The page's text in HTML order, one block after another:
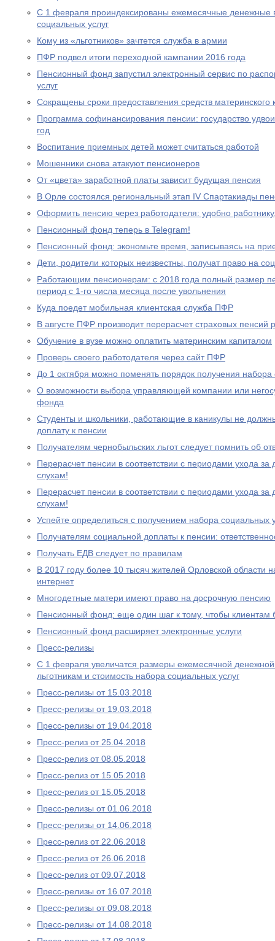
С 1 февраля проиндексированы ежемесячные денежные
социальных услуг
Кому из «льготников» зачтется служба в армии
ПФР подвел итоги переходной кампании 2016 года
Пенсионный фонд запустил электронный сервис по
услуг
Сокращены сроки предоставления средств материнского
Программа софинансирования пенсии: государство
год
Воспитание приемных детей может считаться работой
Мошенники снова атакуют пенсионеров
От «цвета» заработной платы зависит будущая пенсия
В Орле состоялся региональный этап IV Спартакиады
Оформить пенсию через работодателя: удобно
Пенсионный фонд теперь в Telegram!
Пенсионный фонд: экономьте время, записываясь на
Дети, родители которых неизвестны, получат право на
Работающим пенсионерам: с 2018 года полный размер
период с 1-го числа месяца после увольнения
Куда поедет мобильная клиентская служба ПФР
В августе ПФР производит перерасчет страховых
Обучение в вузе можно оплатить материнским капиталом
Проверь своего работодателя через сайт ПФР
До 1 октября можно поменять порядок получения набора
О возможности выбора управляющей компании или
фонда
Студенты и школьники, работающие в каникулы не
доплату к пенсии
Получателям чернобыльских льгот следует помнить об
Перерасчет пенсии в соответствии с периодами ухода за
слухам!
Перерасчет пенсии в соответствии с периодами ухода за
слухам!
Успейте определиться с получением набора социальных
Получателям социальной доплаты к пенсии:
Получать ЕДВ следует по правилам
В 2017 году более 10 тысяч жителей Орловской области
интернет
Многодетные матери имеют право на досрочную пенсию
Пенсионный фонд: еще один шаг к тому, чтобы клиентам
Пенсионный фонд расширяет электронные услуги
Пресс-релизы
С 1 февраля увеличатся размеры ежемесячной
льготникам и стоимость набора социальных услуг
Пресс-релизы от 15.03.2018
Пресс-релизы от 19.03.2018
Пресс-релизы от 19.04.2018
Пресс-релиз от 25.04.2018
Пресс-релиз от 08.05.2018
Пресс-релиз от 15.05.2018
Пресс-релиз от 15.05.2018
Пресс-релизы от 01.06.2018
Пресс-релизы от 14.06.2018
Пресс-релиз от 22.06.2018
Пресс-релиз от 26.06.2018
Пресс-релиз от 09.07.2018
Пресс-релизы от 16.07.2018
Пресс-релизы от 09.08.2018
Пресс-релизы от 14.08.2018